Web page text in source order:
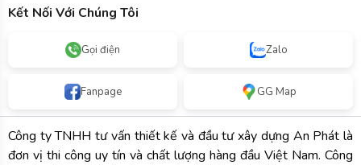
Kết Nối Với Chúng Tôi
Gọi điện Zalo
Fanpage GG Map
Công ty TNHH tư vấn thiết kế và đầu tư xây dựng An Phát là
đơn vị thi công uy tín và chất lượng hàng đầu Việt Nam. Công